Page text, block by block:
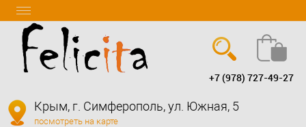
+7 (978) 727-49-27
Крым, г. Симферополь, ул. Южная, 5
посмотреть на карте